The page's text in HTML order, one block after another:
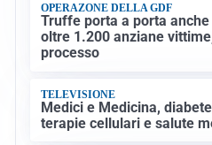
OPERAZONE DELLA GDF
Truffe porta a porta
oltre 1.200 anziane
processo
TELEVISIONE
Medici e Medicina,
terapie cellulari e salute